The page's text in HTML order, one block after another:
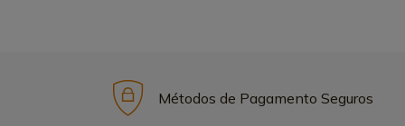
Métodos de Pagamento Seguros